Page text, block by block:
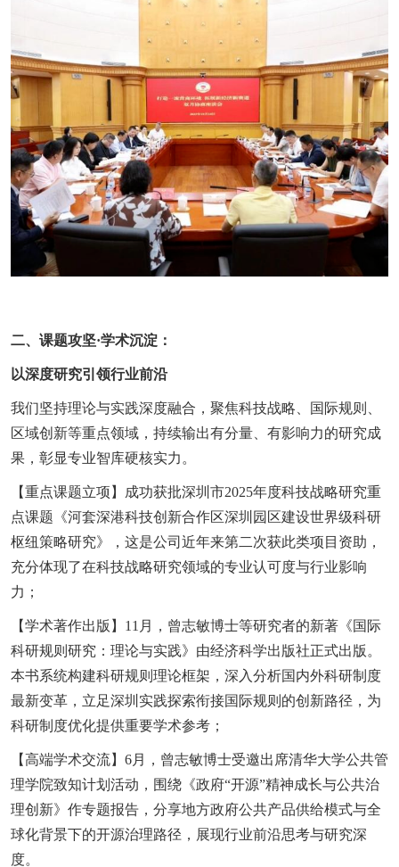
二、课题攻坚·学术沉淀：
以深度研究引领行业前沿
我们坚持理论与实践深度融合，聚焦科技战略、国际规则、
区域创新等重点领域，持续输出有分量、有影响力的研究成
果，彰显专业智库硬核实力。
【重点课题立项】成功获批深圳市2025年度科技战略研究重
点课题《河套深港科技创新合作区深圳园区建设世界级科研
枢纽策略研究》，这是公司近年来第二次获此类项目资助，
充分体现了在科技战略研究领域的专业认可度与行业影响
力；
【学术著作出版】11月，曾志敏博士等研究者的新著《国际
科研规则研究：理论与实践》由经济科学出版社正式出版。
本书系统构建科研规则理论框架，深入分析国内外科研制度
最新变革，立足深圳实践探索衔接国际规则的创新路径，为
科研制度优化提供重要学术参考；
【高端学术交流】6月，曾志敏博士受邀出席清华大学公共管
理学院致知计划活动，围绕《政府“开源”精神成长与公共治
理创新》作专题报告，分享地方政府公共产品供给模式与全
球化背景下的开源治理路径，展现行业前沿思考与研究深
度。